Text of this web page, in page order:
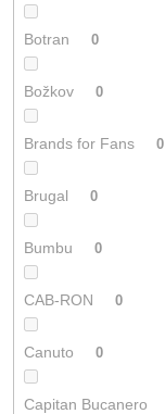
Botran 0
Božkov 0
Brands for Fans 0
Brugal 0
Bumbu 0
CAB-RON 0
Canuto 0
Capitan Bucanero